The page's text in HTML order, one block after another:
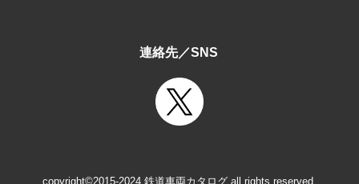
連絡先／SNS
copyright©2015-2024 鉄道車両カタログ all rights reserved.